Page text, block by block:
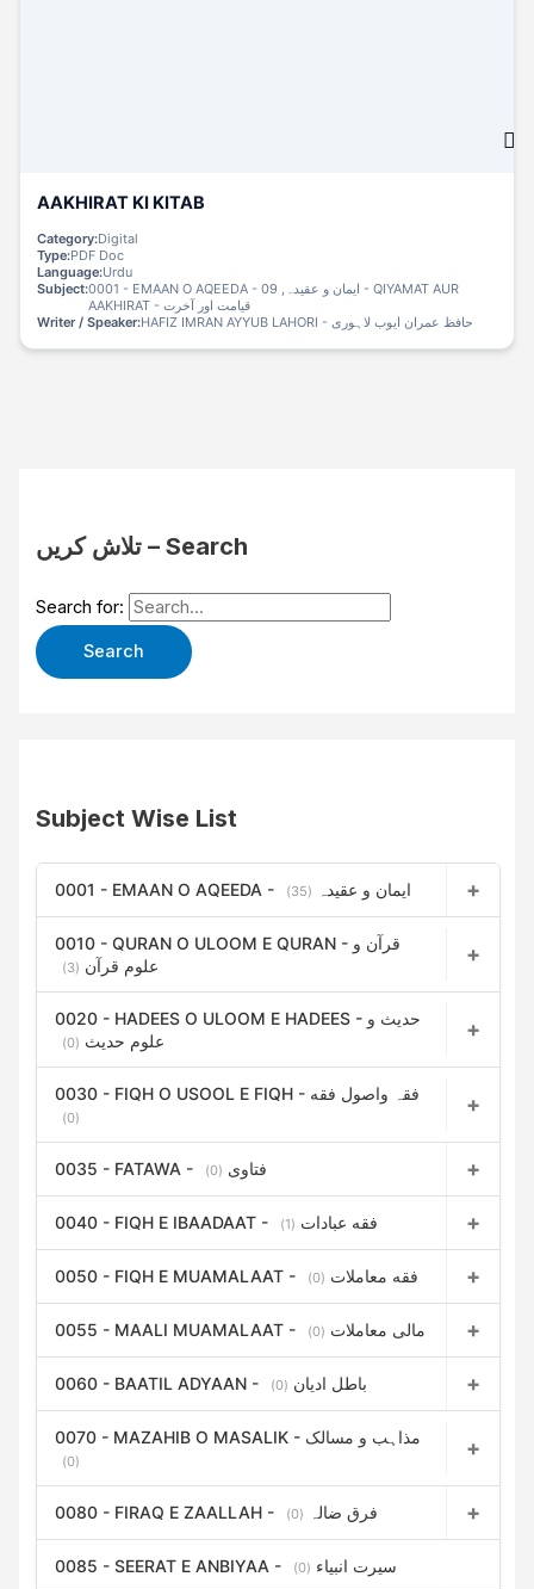
AAKHIRAT KI KITAB
Category:Digital
Type:PDF Doc
Language:Urdu
Subject:0001 - EMAAN O AQEEDA - ایمان و عقیدہ, 09 - QIYAMAT AUR
AAKHIRAT - قیامت اور آخرت
Writer / Speaker:
HAFIZ IMRAN AYYUB LAHORI - حافظ عمران ایوب لاہوری
تلاش کریں – Search
Search for:
Subject Wise List
0001 - EMAAN O AQEEDA - ایمان و عقیدہ (35)
0010 - QURAN O ULOOM E QURAN - قرآن و
علوم قرآن (3)
0020 - HADEES O ULOOM E HADEES - حدیث و
علوم حدیث (0)
0030 - FIQH O USOOL E FIQH - فقہ واصول فقه
(0)
0035 - FATAWA - فتاوی (0)
0040 - FIQH E IBAADAAT - فقه عبادات (1)
0050 - FIQH E MUAMALAAT - فقه معاملات (0)
0055 - MAALI MUAMALAAT - مالی معاملات (0)
0060 - BAATIL ADYAAN - باطل ادیان (0)
0070 - MAZAHIB O MASALIK - مذاہب و مسالک
(0)
0080 - FIRAQ E ZAALLAH - فرق ضالہ (0)
0085 - SEERAT E ANBIYAA - سیرت انبیاء (0)